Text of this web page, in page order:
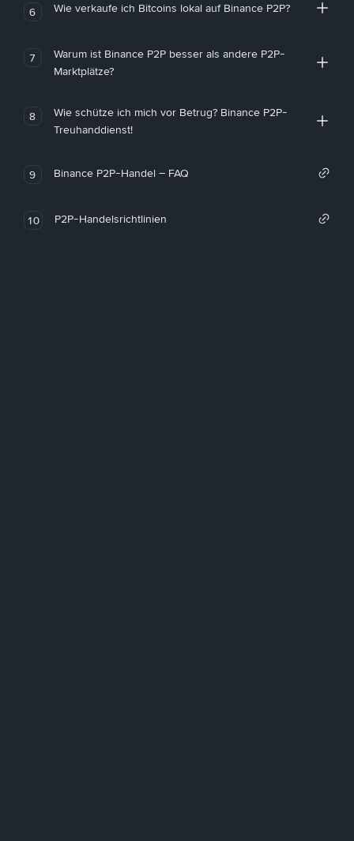
6 Wie verkaufe ich Bitcoins lokal auf Binance P2P?
7
Warum ist Binance P2P besser als andere P2P-
Marktplätze?
8
Wie schütze ich mich vor Betrug? Binance P2P-
Treuhanddienst!
9 Binance P2P-Handel – FAQ
10 P2P-Handelsrichtlinien